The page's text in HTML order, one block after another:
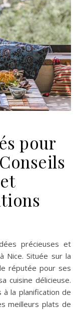
pour
Nice. Située sur la
réputée pour ses
cuisine délicieuse.
à la planification de
meilleurs plats de